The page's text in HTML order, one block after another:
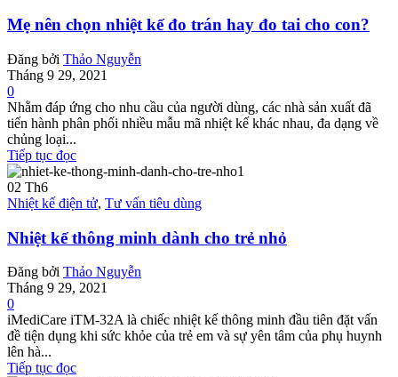
Mẹ nên chọn nhiệt kế đo trán hay đo tai cho con?
Đăng bởi Thảo Nguyễn
Tháng 9 29, 2021
0
Nhằm đáp ứng cho nhu cầu của người dùng, các nhà sản xuất đã
tiến hành phân phối nhiều mẫu mã nhiệt kế khác nhau, đa dạng về
chủng loại...
Tiếp tục đọc
02 Th6
Nhiệt kế điện tử, Tư vấn tiêu dùng
Nhiệt kế thông minh dành cho trẻ nhỏ
Đăng bởi Thảo Nguyễn
Tháng 9 29, 2021
0
iMediCare iTM-32A là chiếc nhiệt kế thông minh đầu tiên đặt vấn
đề tiện dụng khi sức khỏe của trẻ em và sự yên tâm của phụ huynh
lên hà...
Tiếp tục đọc